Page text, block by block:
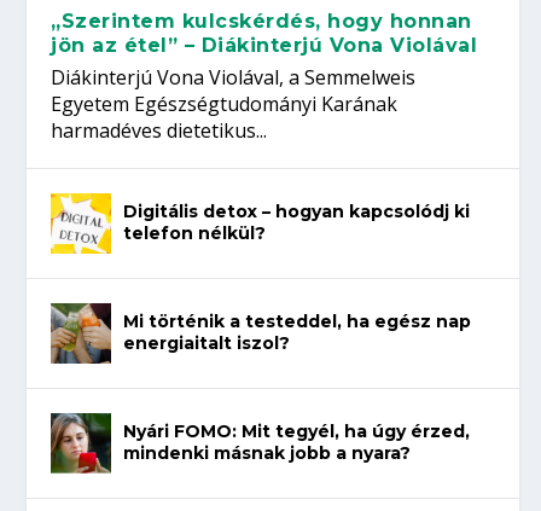
„Szerintem kulcskérdés, hogy honnan
jön az étel” – Diákinterjú Vona Violával
Diákinterjú Vona Violával, a Semmelweis
Egyetem Egészségtudományi Karának
harmadéves dietetikus...
Digitális detox – hogyan kapcsolódj ki
telefon nélkül?
Mi történik a testeddel, ha egész nap
energiaitalt iszol?
Nyári FOMO: Mit tegyél, ha úgy érzed,
mindenki másnak jobb a nyara?